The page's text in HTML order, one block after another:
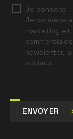
Je consens
Je consens
marketing et
newsletter,
sociaux.
ENVOYER